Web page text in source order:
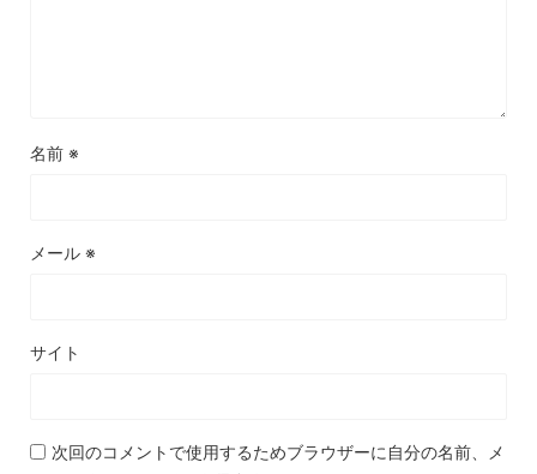
名前 ※
メール ※
サイト
次回のコメントで使用するためブラウザーに自分の名前、メ